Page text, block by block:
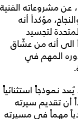
عن مشروعاته الفنية
مؤكداً أنه
لتجسيد
أنه من عشّاق
المهم في
نموذجاً استثنائياً
أن تقديم سيرته
مهماً في مسيرته